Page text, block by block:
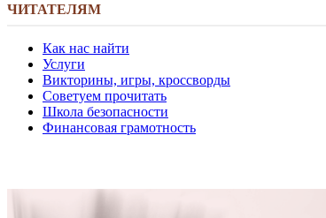
ЧИТАТЕЛЯМ
Как нас найти
Услуги
Викторины, игры, кроссворды
Советуем прочитать
Школа безопасности
Финансовая грамотность